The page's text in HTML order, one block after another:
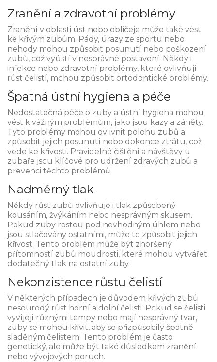
Zranění a zdravotní problémy
Zranění v oblasti úst nebo obličeje může také vést
ke křivým zubům. Pády, úrazy ze sportu nebo
nehody mohou způsobit posunutí nebo poškození
zubů, což vyústí v nesprávné postavení. Někdy i
infekce nebo zdravotní problémy, které ovlivňují
růst čelistí, mohou způsobit ortodontické problémy.
Špatná ústní hygiena a péče
Nedostatečná péče o zuby a ústní hygiena mohou
vést k vážným problémům, jako jsou kazy a záněty.
Tyto problémy mohou ovlivnit polohu zubů a
způsobit jejich posunutí nebo dokonce ztrátu, což
vede ke křivosti. Pravidelné čištění a návštěvy u
zubaře jsou klíčové pro udržení zdravých zubů a
prevenci těchto problémů.
Nadměrný tlak
Někdy růst zubů ovlivňuje i tlak způsobený
kousáním, žvýkáním nebo nesprávným skusem.
Pokud zuby rostou pod nevhodným úhlem nebo
jsou stlačovány ostatními, může to způsobit jejich
křivost. Tento problém může být zhoršený
přítomností zubů moudrosti, které mohou vytvářet
dodatečný tlak na ostatní zuby.
Nekonzistence růstu čelistí
V některých případech je důvodem křivých zubů
nesourodý růst horní a dolní čelisti. Pokud se čelisti
vyvíjejí různými tempy nebo mají nesprávný tvar,
zuby se mohou křivit, aby se přizpůsobily špatně
sladěným čelistem. Tento problém je často
genetický, ale může být také důsledkem zranění
nebo vývojových poruch.